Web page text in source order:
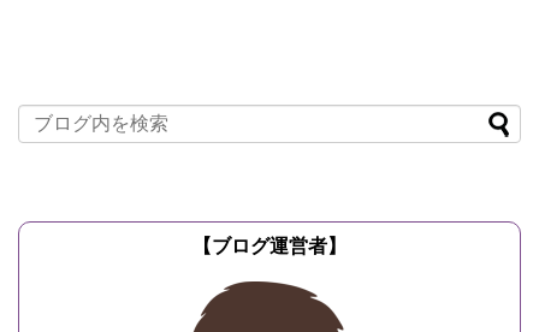
【ブログ運営者】